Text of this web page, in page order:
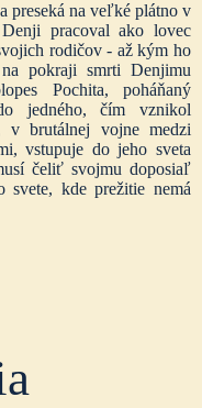
preseká na veľké plátno v
pracoval ako lovec
rodičov - až kým ho
pokraji smrti Denjimu
Pochita, poháňaný
jedného, čím vznikol
v brutálnej vojne medzi
vstupuje do jeho sveta
čeliť svojmu doposiaľ
svete, kde prežitie nemá